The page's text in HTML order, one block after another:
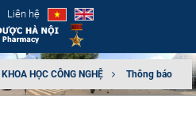
Liên hệ
KHOA HỌC CÔNG NGHỆ Thông báo